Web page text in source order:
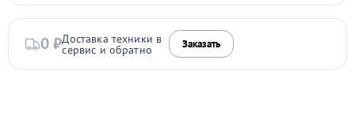
0 ₽Доставка техники в
сервис и обратно Заказать